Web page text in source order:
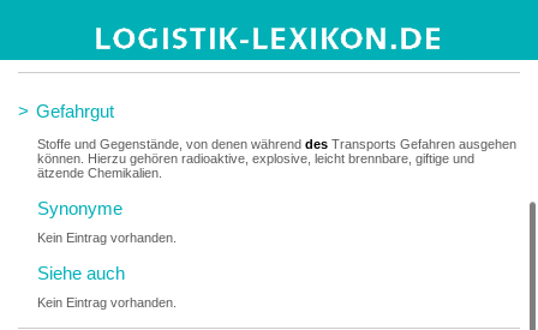
Gefahrenübergang
> Gefahrgut
Stoffe und Gegenstände, von denen während des Transports Gefahren ausgehen
können. Hierzu gehören radioaktive, explosive, leicht brennbare, giftige und
ätzende Chemikalien.
Synonyme
Kein Eintrag vorhanden.
Siehe auch
Kein Eintrag vorhanden.